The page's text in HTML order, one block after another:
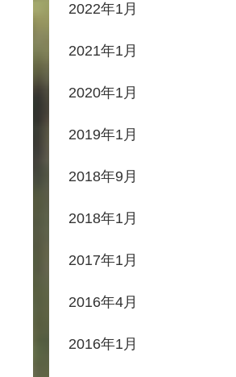
2022年1月
2021年1月
2020年1月
2019年1月
2018年9月
2018年1月
2017年1月
2016年4月
2016年1月